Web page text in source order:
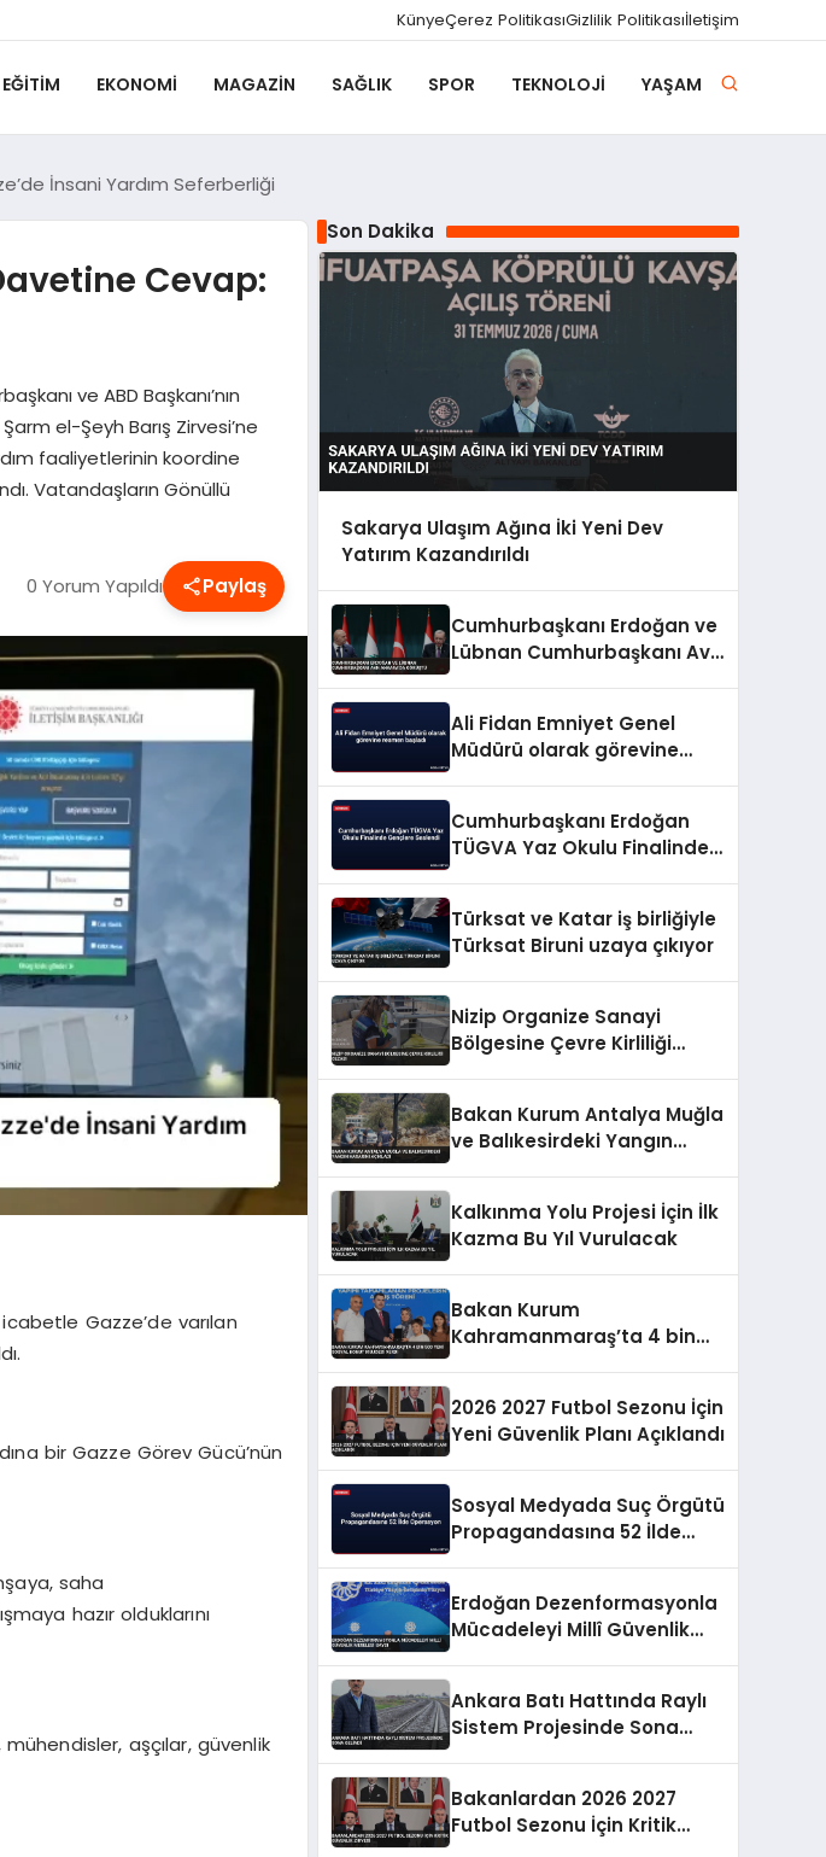
KünyeÇerez PolitikasıGizlilik Politikasıİletişim
EĞITIM EKONOMI MAGAZIN SAĞLIK SPOR TEKNOLOJI YAŞAM
İnsani Yardım Seferberliği
Cevap:
ve ABD Başkanı’nın
el-Şeyh Barış Zirvesi’ne
faaliyetlerinin koordine
Vatandaşların Gönüllü
0 Yorum Yapıldı Paylaş
icabetle Gazze’de varılan
bir Gazze Görev Gücü’nün
saha
hazır olduklarını
mühendisler, aşçılar, güvenlik
Son Dakika
Sakarya Ulaşım Ağına İki Yeni Dev
Yatırım Kazandırıldı
Cumhurbaşkanı Erdoğan ve
Lübnan Cumhurbaşkanı Avn
Ali Fidan Emniyet Genel
Müdürü olarak görevine
Cumhurbaşkanı Erdoğan
TÜGVA Yaz Okulu Finalinde
Türksat ve Katar iş birliğiyle
Türksat Biruni uzaya çıkıyor
Nizip Organize Sanayi
Bölgesine Çevre Kirliliği
Bakan Kurum Antalya Muğla
ve Balıkesirdeki Yangın
Kalkınma Yolu Projesi İçin İlk
Kazma Bu Yıl Vurulacak
Bakan Kurum
Kahramanmaraş’ta 4 bin
2026 2027 Futbol Sezonu İçin
Yeni Güvenlik Planı Açıklandı
Sosyal Medyada Suç Örgütü
Propagandasına 52 İlde
Erdoğan Dezenformasyonla
Mücadeleyi Millî Güvenlik
Ankara Batı Hattında Raylı
Sistem Projesinde Sona
Bakanlardan 2026 2027
Futbol Sezonu İçin Kritik